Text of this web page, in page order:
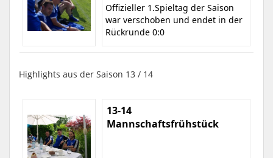
Offizieller 1.Spieltag der Saison
war verschoben und endet in der
Rückrunde 0:0
Highlights aus der Saison 13 / 14
13-14
Mannschaftsfrühstück